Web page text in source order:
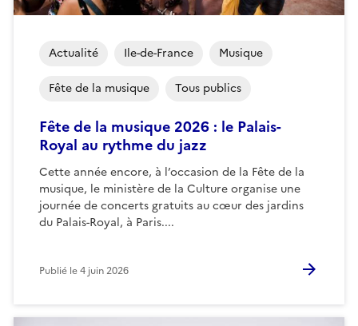
Fête de la musique 2026 : le Palais-
Royal au rythme du jazz
Cette année encore, à l’occasion de la Fête de la
musique, le ministère de la Culture organise une
journée de concerts gratuits au cœur des jardins
du Palais-Royal, à Paris....
Actualité Ile-de-France Musique
Fête de la musique Tous publics
Publié le4 juin 2026